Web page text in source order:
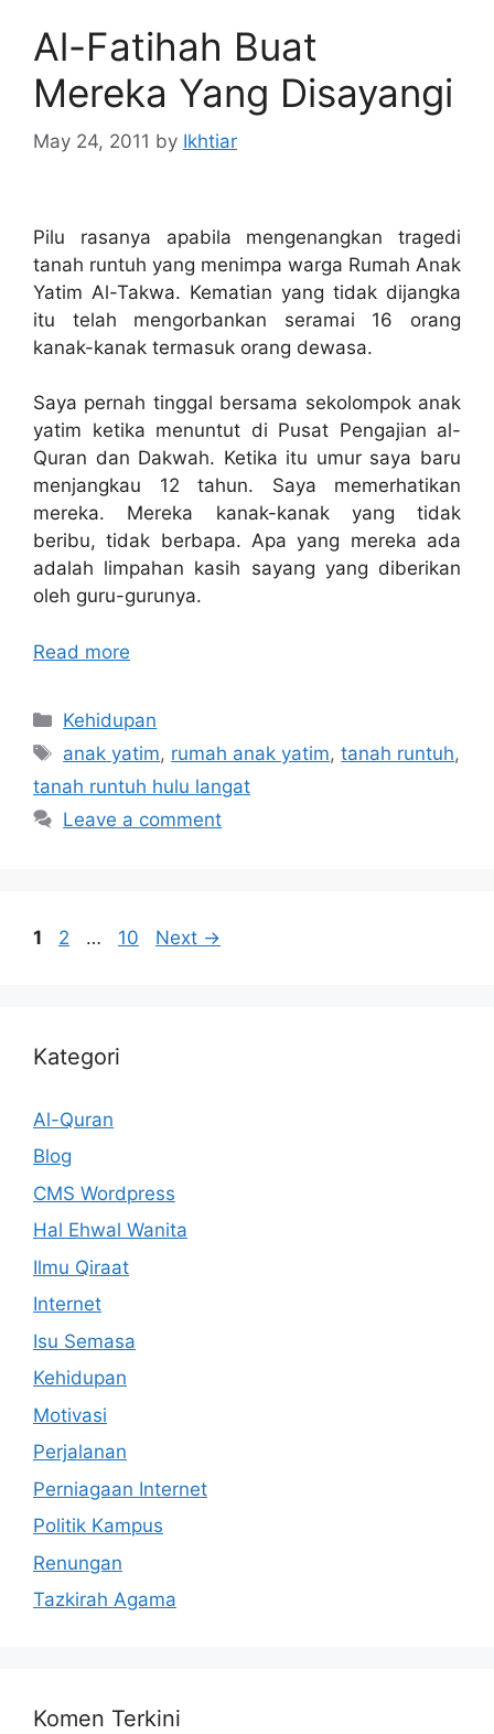
Al-Fatihah Buat
Mereka Yang Disayangi
May 24, 2011 by Ikhtiar
Pilu rasanya apabila mengenangkan tragedi
tanah runtuh yang menimpa warga Rumah Anak
Yatim Al-Takwa. Kematian yang tidak dijangka
itu telah mengorbankan seramai 16 orang
kanak-kanak termasuk orang dewasa.
Saya pernah tinggal bersama sekolompok anak
yatim ketika menuntut di Pusat Pengajian al-
Quran dan Dakwah. Ketika itu umur saya baru
menjangkau 12 tahun. Saya memerhatikan
mereka. Mereka kanak-kanak yang tidak
beribu, tidak berbapa. Apa yang mereka ada
adalah limpahan kasih sayang yang diberikan
oleh guru-gurunya.
Read more
Categories
Kehidupan
Tags
anak yatim, rumah anak yatim,tanah runtuh,
tanah runtuh hulu langat
Leave a comment
Page
1 Page
2 … Page
10 Next →
Kategori
Al-Quran
Blog
CMS Wordpress
Hal Ehwal Wanita
Ilmu Qiraat
Internet
Isu Semasa
Kehidupan
Motivasi
Perjalanan
Perniagaan Internet
Politik Kampus
Renungan
Tazkirah Agama
Komen Terkini